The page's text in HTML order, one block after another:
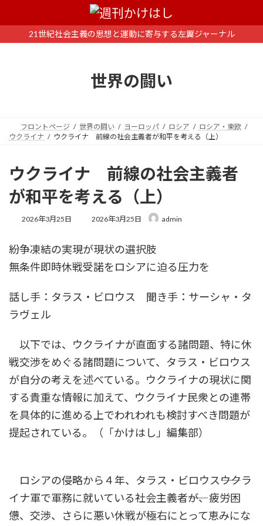
ン
ー
21世紀社会主義の思想と運動に寄与する左翼ジャーナル
世界の闘い
フロントページ 世界の闘い ヨーロッパ ロシア
ロシア・東欧
ウクライナ
ウクライナ 前線の社会主義者が和平を考える（上）
ウクライナ 前線の社会主義者
が和平を考える（上）
2026年3月25日
最
新
時
2026年3月25日 admin
紛争凍結の実現が現状の選択肢
無条件即時休戦受諾をロシアに迫る圧力を
話し手：タラス・ビロウス 聞き手：サーシャ・タ
ラヴェル
以下では、ウクライナが直面する諸問題、特に休
戦交渉をめぐる諸問題について、タラス・ビロウス
が自分の考えを述べている。ウクライナの現状に関
する貴重な情報に加えて、ウクライナ民衆との連帯
を具体的に進める上でわれわれも検討すべき問題が
提起されている。（「かけはし」編集部）
ロシアの侵略から４年、タラス・ビロウス――ウクラ
イナ軍で軍務に就いている社会主義者――が、疲労困
憊、交渉、さらに悪い休戦が極右にとって恵みにな